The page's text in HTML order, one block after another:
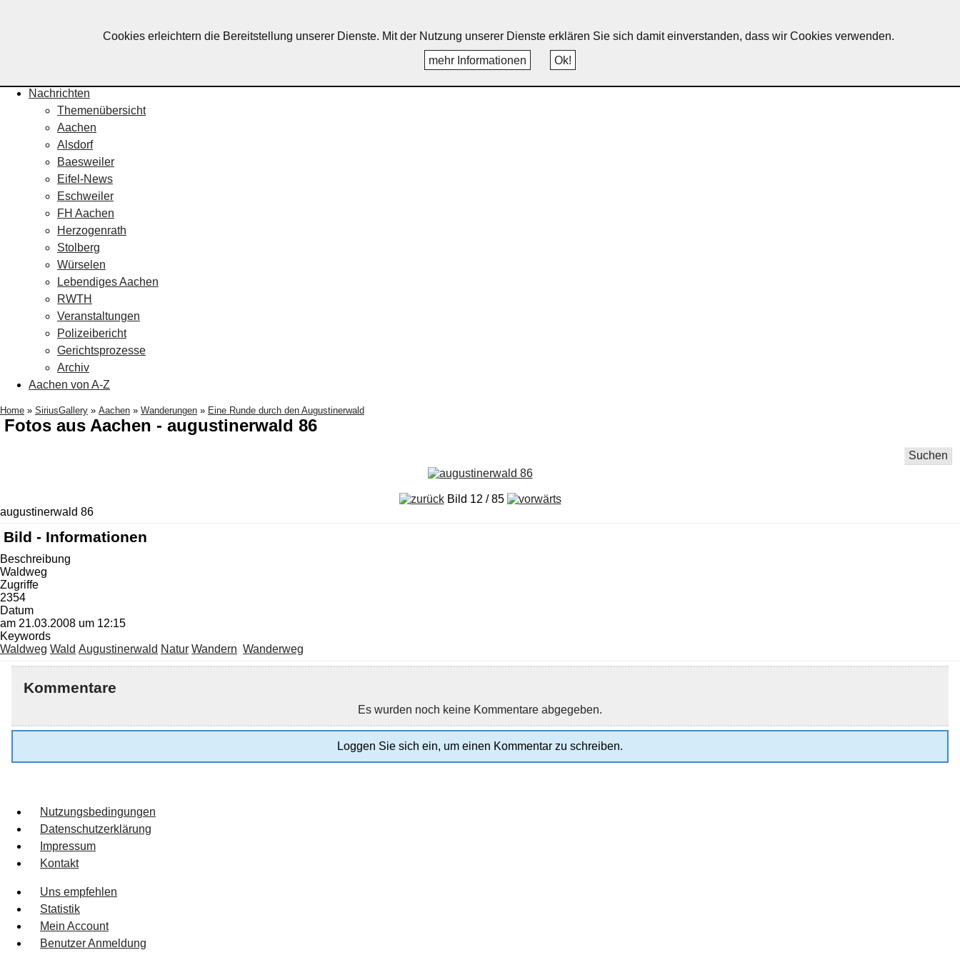
Nachrichten
Themenübersicht
Aachen
Alsdorf
Baesweiler
Eifel-News
Eschweiler
FH Aachen
Herzogenrath
Stolberg
Würselen
Lebendiges Aachen
RWTH
Veranstaltungen
Polizeibericht
Gerichtsprozesse
Archiv
Aachen von A-Z
Home » SiriusGallery » Aachen » Wanderungen » Eine Runde durch den Augustinerwald
Fotos aus Aachen - augustinerwald 86
Suchen
Bild 12 / 85
augustinerwald 86
Bild - Informationen
Beschreibung
Waldweg
Zugriffe
2354
Datum
am 21.03.2008 um 12:15
Keywords
Waldweg Wald Augustinerwald Natur Wandern Wanderweg
Kommentare
Es wurden noch keine Kommentare abgegeben.
Loggen Sie sich ein, um einen Kommentar zu schreiben.
Nutzungsbedingungen
Datenschutzerklärung
Impressum
Kontakt
Uns empfehlen
Statistik
Mein Account
Benutzer Anmeldung
Cookies erleichtern die Bereitstellung unserer Dienste. Mit der Nutzung unserer Dienste erklären Sie sich damit einverstanden, dass wir Cookies verwenden.
mehr Informationen
Ok!